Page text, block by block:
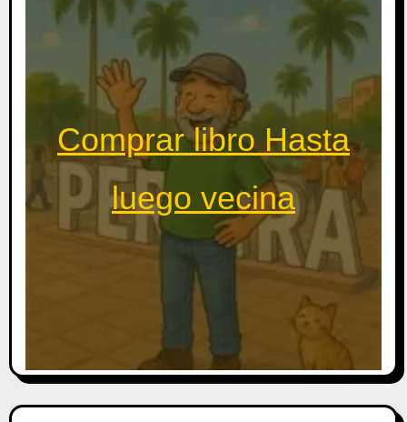
Comprar libro Hasta
luego vecina